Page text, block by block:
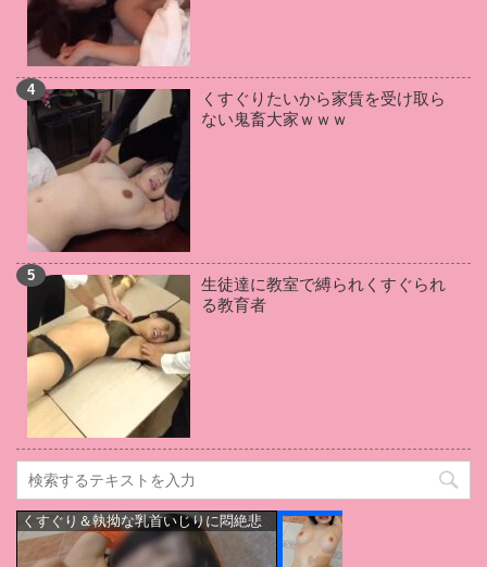
美咲みゆ(1) 通野未帆
月森ゆの(1) 小栗もなか
佐々木あき(1) 早美れむ(1) 板野有紀(1)
米倉穂香(1) 北川りこ (1) 鈴木ちひろ(1)
辰巳ゆい(1)
竹田ゆめ(1) 葉山りん
松岡ちな
(1) 藍川美夏
吉川あいみ(1) 羽田あい
戸田真琴(1) 武藤あやか(1) 伊佐木リアン(1)
加賀美さら(1) 優梨まいな(1) 高坂あいり (1)
桃井杏南(1) 永井マリア
本田岬(1) 舞原聖
佐々木レナ
水卜麻衣奈
大橋未久
川上ゆう
逢坂はるな(1) 大里のぞみ(1) 篠田ゆう(1)
天使もえ(1) 三田杏
星川凛々花(1) 桐嶋りの(1) 上原美佐
仲村美緒(1) 浅倉彩音 (1) 三宿まゆ
くすぐりたいから家賃を受け取ら
ない鬼畜大家ｗｗｗ
生徒達に教室で縛られくすぐられ
る教育者